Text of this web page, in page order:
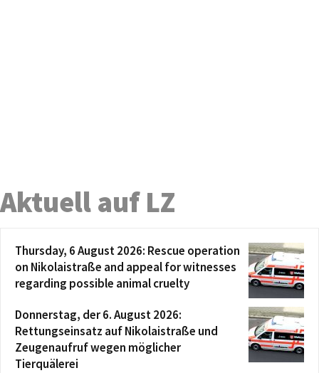
Aktuell auf LZ
Thursday, 6 August 2026: Rescue operation
on Nikolaistraße and appeal for witnesses
regarding possible animal cruelty
Donnerstag, der 6. August 2026:
Rettungseinsatz auf Nikolaistraße und
Zeugenaufruf wegen möglicher
Tierquälerei